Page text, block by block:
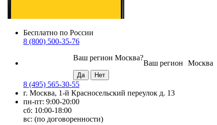
Бесплатно по России
8 (800) 500-35-76
Москва
Ваш регион
Ваш регион Москва?
8 (495) 565-30-55
г. Москва, 1-й Красносельский переулок д. 13
пн-пт: 9:00-20:00
сб: 10:00-18:00
вс: (по договоренности)